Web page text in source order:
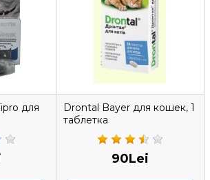
для
Drontal Bayer для кошек, 1
таблетка
90Lei